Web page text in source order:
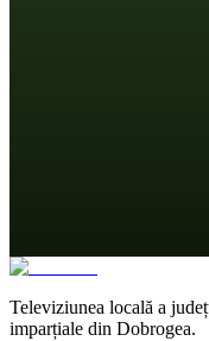
Televiziunea locală a
imparțiale din Dobrogea.